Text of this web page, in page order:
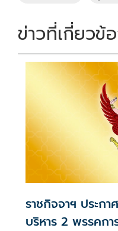
ข่าวที่เกี่ยวข้
ราชกิจจาฯ ประก
บริหาร 2 พรรคกา